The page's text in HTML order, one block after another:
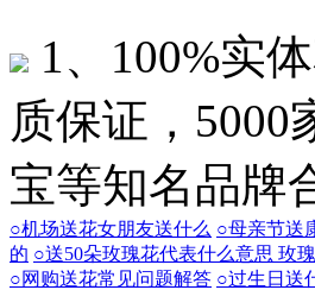
1、100%实
质保证，5000
宝等知名品牌
○机场送花女朋友送什么 ○母亲节送
的 ○送50朵玫瑰花代表什么意思 玫
○网购送花常见问题解答 ○过生日送